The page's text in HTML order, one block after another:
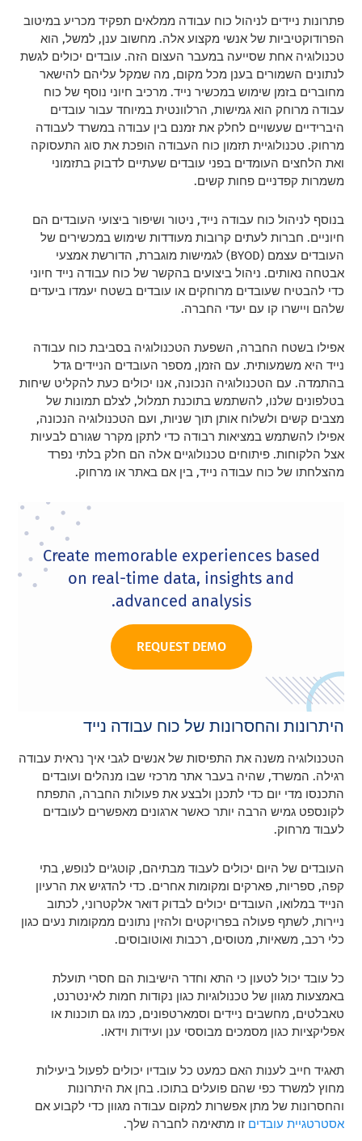
פתרונות ניידים לניהול כוח עבודה ממלאים תפקיד מכריע במיטוב
הפרודוקטיביות של אנשי מקצוע אלה. מחשוב ענן, למשל, הוא
טכנולוגיה אחת שסייעה במעבר העצום הזה. עובדים יכולים לגשת
לנתונים השמורים בענן מכל מקום, מה שמקל עליהם להישאר
מחוברים בזמן שימוש במכשיר נייד. מרכיב חיוני נוסף של כוח
עבודה מרוחק הוא גמישות, הרלוונטית במיוחד עבור עובדים
היברידיים שעשויים לחלק את זמנם בין עבודה במשרד לעבודה
מרחוק. טכנולוגיית תזמון כוח העבודה הופכת את סוג התעסוקה
ואת הלחצים העומדים בפני עובדים שעתיים לדבוק בתזמוני
משמרות קפדניים פחות קשים.
בנוסף לניהול כוח עבודה נייד, ניטור ושיפור ביצועי העובדים הם
חיוניים. חברות לעתים קרובות מעודדות שימוש במכשירים של
העובדים עצמם (BYOD) לגמישות מוגברת, הדורשת אמצעי
אבטחה נאותים. ניהול ביצועים בהקשר של כוח עבודה נייד חיוני
כדי להבטיח שעובדים מרוחקים או עובדים בשטח יעמדו ביעדים
שלהם ויישרו קו עם יעדי החברה.
אפילו בשטח החברה, השפעת הטכנולוגיה בסביבת כוח עבודה
נייד היא משמעותית. עם הזמן, מספר העובדים הניידים גדל
בהתמדה. עם הטכנולוגיה הנכונה, אנו יכולים כעת להקליט שיחות
בטלפונים שלנו, להשתמש בתוכנת תמלול, לצלם תמונות של
מצבים קשים ולשלוח אותן תוך שניות, ועם הטכנולוגיה הנכונה,
אפילו להשתמש במציאות רבודה כדי לתקן מקרר שגורם לבעיות
אצל הלקוחות. פיתוחים טכנולוגיים אלה הם חלק בלתי נפרד
מהצלחתו של כוח עבודה נייד, בין אם באתר או מרחוק.
Create memorable experiences based
on real-time data, insights and
advanced analysis.
REQUEST DEMO
היתרונות והחסרונות של כוח עבודה נייד
הטכנולוגיה משנה את התפיסות של אנשים לגבי איך נראית עבודה
רגילה. המשרד, שהיה בעבר אתר מרכזי שבו מנהלים ועובדים
התכנסו מדי יום כדי לתכנן ולבצע את פעולות החברה, התפתח
לקונספט גמיש הרבה יותר כאשר ארגונים מאפשרים לעובדים
לעבוד מרחוק.
העובדים של היום יכולים לעבוד מבתיהם, קוטג'ים לנופש, בתי
קפה, ספריות, פארקים ומקומות אחרים. כדי להדגיש את הרעיון
הנייד במלואו, העובדים יכולים לבדוק דואר אלקטרוני, לכתוב
ניירות, לשתף פעולה בפרויקטים ולהזין נתונים ממקומות נעים כגון
כלי רכב, משאיות, מטוסים, רכבות ואוטובוסים.
כל עובד יכול לטעון כי התא וחדר הישיבות הם חסרי תועלת
באמצעות מגוון של טכנולוגיות כגון נקודות חמות לאינטרנט,
טאבלטים, מחשבים ניידים וסמארטפונים, כמו גם תוכנות או
אפליקציות כגון מסמכים מבוססי ענן ועידות וידאו.
תאגיד חייב לענות האם כמעט כל עובדיו יכולים לפעול ביעילות
מחוץ למשרד כפי שהם פועלים בתוכו. בחן את היתרונות
והחסרונות של מתן אפשרות למקום עבודה מגוון כדי לקבוע אם
אסטרטגיית עובדים זו מתאימה לחברה שלך.